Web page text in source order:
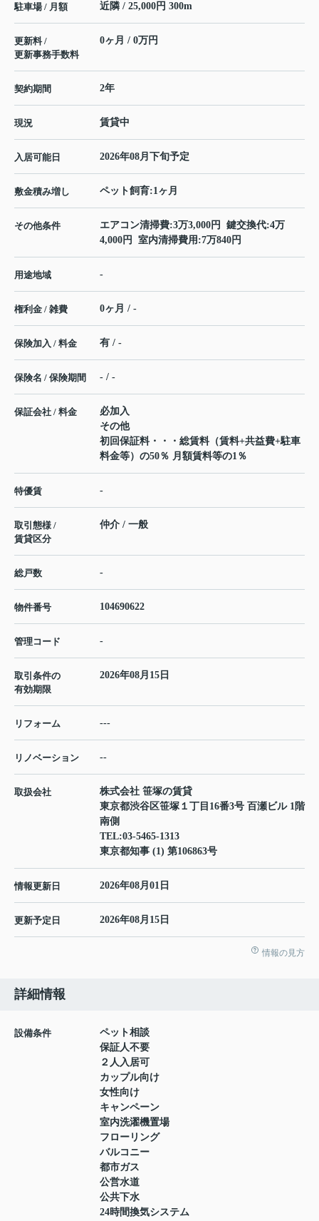
駐車場 / 月額 近隣 / 25,000円 300m
更新料 /
更新事務手数料
0ヶ月 / 0万円
契約期間 2年
現況 賃貸中
入居可能日 2026年08月下旬予定
敷金積み増し ペット飼育:1ヶ月
その他条件
エアコン清掃費:3万3,000円 鍵交換代:4万
4,000円 室内清掃費用:7万840円
用途地域 -
権利金 / 雑費 0ヶ月 / -
保険加入 / 料金 有 / -
保険名 / 保険期間 - / -
保証会社 / 料金
必加入
その他
初回保証料・・・総賃料（賃料+共益費+駐車
料金等）の50％ 月額賃料等の1％
特優賃 -
取引態様 /
賃貸区分
仲介 / 一般
総戸数 -
物件番号 104690622
管理コード -
取引条件の
有効期限
2026年08月15日
リフォーム ---
リノベーション --
取扱会社
株式会社 笹塚の賃貸
東京都渋谷区笹塚１丁目16番3号 百瀬ビル 1階
南側
TEL:03-5465-1313
東京都知事 (1) 第106863号
情報更新日 2026年08月01日
更新予定日 2026年08月15日
情報の見方
詳細情報
設備条件
ペット相談
保証人不要
２人入居可
カップル向け
女性向け
キャンペーン
室内洗濯機置場
フローリング
バルコニー
都市ガス
公営水道
公共下水
24時間換気システム